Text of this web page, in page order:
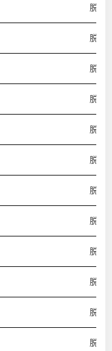
脱普
脱普
脱普
脱普
脱普
脱普
脱普
脱普
脱普
脱普
脱普
脱普